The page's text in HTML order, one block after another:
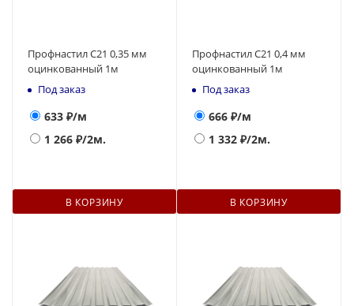
Профнастил С21 0,35 мм
оцинкованный 1м
Под заказ
633 ₽/м
1 266 ₽/2м.
В КОРЗИНУ
Профнастил С21 0,4 мм
оцинкованный 1м
Под заказ
666 ₽/м
1 332 ₽/2м.
В КОРЗИНУ